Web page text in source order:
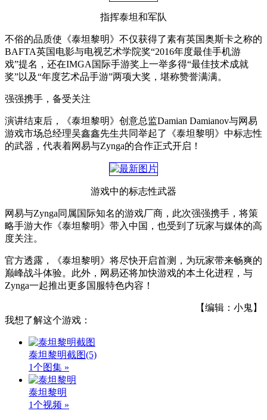
指挥泰坦和军队
不俗的品质使《泰坦黎明》不仅获得了素有英国奥斯卡之称的
BAFTA英国电影与电视艺术学院奖“2016年度最佳手机游
戏”提名，还在IMGA国际手游奖上一举多得“最佳技术成就
奖”以及“年度艺术品手游”两项大奖，堪称赞誉满满。
强强携手，备受关注
演讲结束后，《泰坦黎明》创意总监Damian Damianov与网易
游戏市场总经理吴鑫鑫先生共同举起了《泰坦黎明》中标志性
的武器，代表着网易与Zynga的合作正式开启！
游戏中的标志性武器
网易与Zynga同属国际知名的游戏厂商，此次强强携手，将策
略手游大作《泰坦黎明》带入中国，也受到了玩家与媒体的高
度关注。
官方透露，《泰坦黎明》将尽快开启首测，为玩家带来畅爽的
巅峰战斗体验。此外，网易还将加快游戏的本土化进程，与
Zynga一起推出更多国服特色内容！
【编辑：小鬼】
我想了解这个游戏：
泰坦黎明截图(5)
1个图集 »
泰坦黎明
1个视频 »